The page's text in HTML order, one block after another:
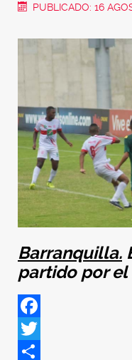
PUBLICADO: 16
Barranquilla.
partido por
Facebook
Twitter